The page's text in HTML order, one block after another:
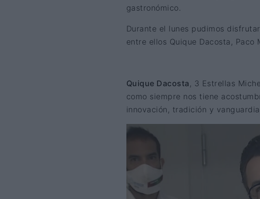
gastronómico.
Durante el lunes pudimos
entre ellos Quique Dacosta, Paco
Quique Dacosta , 3 Estrellas
como siempre nos tiene
innovación, tradición y vanguardia.